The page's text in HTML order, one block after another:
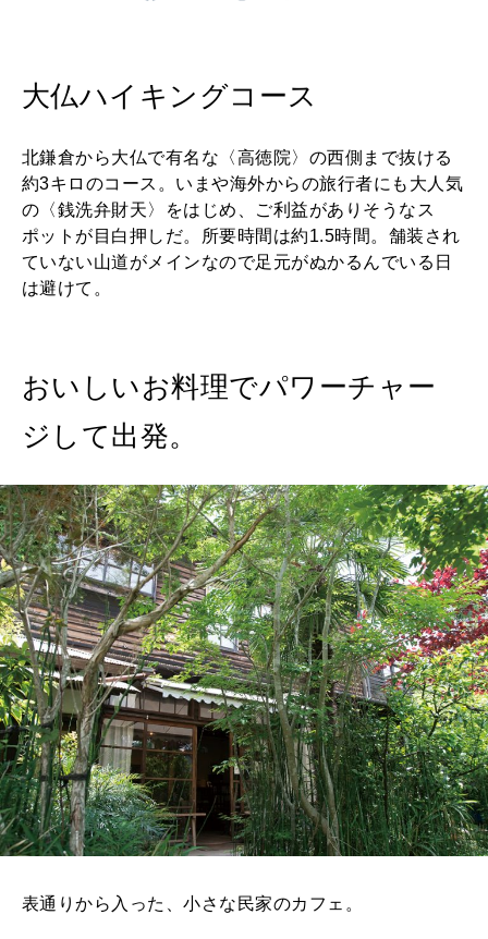
2026年5月号「“大好き”に出会いに。韓国」
2026年3月号「スイーツ予想図 2026」
2026年2月号「良運を掴む 新・開運術。」
大仏ハイキングコース
北鎌倉から大仏で有名な〈高徳院〉の西側まで抜ける
約3キロのコース。いまや海外からの旅行者にも大人気
の〈銭洗弁財天〉をはじめ、ご利益がありそうなス
ポットが目白押しだ。所要時間は約1.5時間。舗装され
ていない山道がメインなので足元がぬかるんでいる日
は避けて。
おいしいお料理でパワーチャー
ジして出発。
表通りから入った、小さな民家のカフェ。